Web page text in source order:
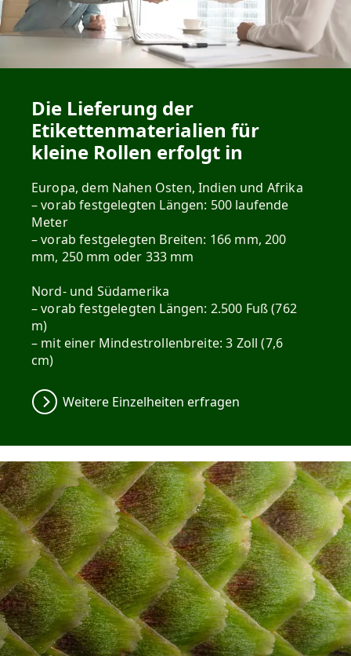
Die Lieferung der
Etikettenmaterialien für
kleine Rollen erfolgt in
Europa, dem Nahen Osten, Indien und Afrika
– vorab festgelegten Längen: 500 laufende
Meter
– vorab festgelegten Breiten: 166 mm, 200
mm, 250 mm oder 333 mm
Nord- und Südamerika
– vorab festgelegten Längen: 2.500 Fuß (762
m)
– mit einer Mindestrollenbreite: 3 Zoll (7,6
cm)
Weitere Einzelheiten erfragen